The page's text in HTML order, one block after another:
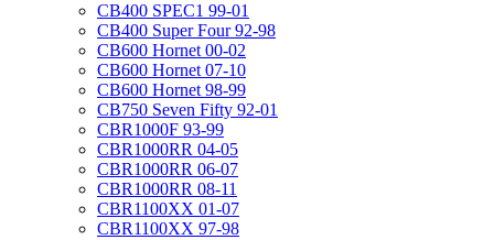
CB400 SPEC1 99-01
CB400 Super Four 92-98
CB600 Hornet 00-02
CB600 Hornet 07-10
CB600 Hornet 98-99
CB750 Seven Fifty 92-01
CBR1000F 93-99
CBR1000RR 04-05
CBR1000RR 06-07
CBR1000RR 08-11
CBR1100XX 01-07
CBR1100XX 97-98